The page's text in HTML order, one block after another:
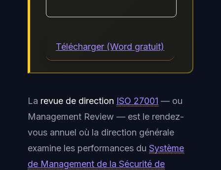
Télécharger (Word gratuit)
La revue de direction ISO 27001 — ou
Management Review — est le rendez-
vous annuel où la direction générale
examine les performances du Système
de Management de la Sécurité de